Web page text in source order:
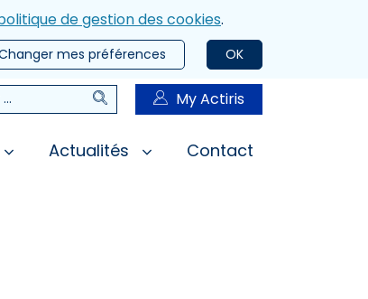
de gestion des cookies.
OK
mes préférences
RechercherMy Actiris
Actualités Contact